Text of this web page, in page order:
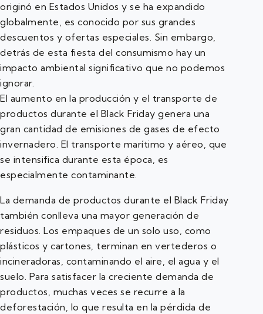
originó en Estados Unidos y se ha expandido
globalmente, es conocido por sus grandes
descuentos y ofertas especiales. Sin embargo,
detrás de esta fiesta del consumismo hay un
impacto ambiental significativo que no podemos
ignorar.
El aumento en la producción y el transporte de
productos durante el Black Friday genera una
gran cantidad de emisiones de gases de efecto
invernadero. El transporte marítimo y aéreo, que
se intensifica durante esta época, es
especialmente contaminante.
La demanda de productos durante el Black Friday
también conlleva una mayor generación de
residuos. Los empaques de un solo uso, como
plásticos y cartones, terminan en vertederos o
incineradoras, contaminando el aire, el agua y el
suelo. Para satisfacer la creciente demanda de
productos, muchas veces se recurre a la
deforestación, lo que resulta en la pérdida de